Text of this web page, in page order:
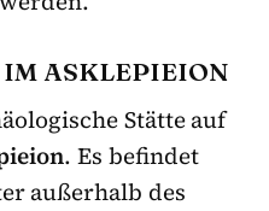
ASKLEPIEION
Stätte auf
. Es befindet
außerhalb des